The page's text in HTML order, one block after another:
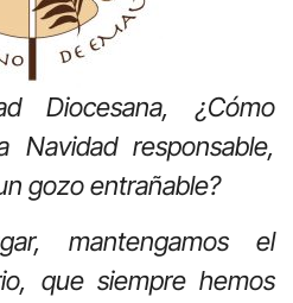
Diocesana, ¿Cómo
Navidad responsable,
gozo entrañable?
mantengamos el
que siempre hemos